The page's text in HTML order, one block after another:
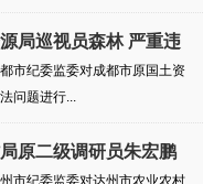
局巡视员森林 严重违
市纪委监委对成都市原国土资
问题进行...
原二级调研员朱宏鹏
市纪委监委对达州市农业农村